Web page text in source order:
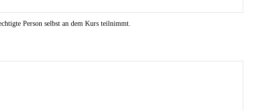
Person selbst an dem Kurs teilnimmt.